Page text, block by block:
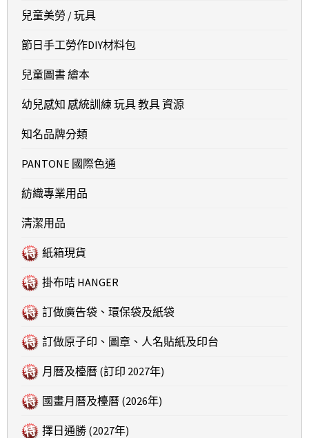
兒童美勞 / 玩具
節日手工勞作DIY材料包
兒童圖書 繪本
幼兒感知 感統訓練 玩具 教具 資源
知名品牌分類
PANTONE 國際色通
紡織專業用品
清潔用品
紙箱現貨
掛布咭 HANGER
訂做廣告袋、環保袋及紙袋
訂做原子印、圖章、人名貼紙及印台
月曆及檯曆 (訂印 2027年)
國畫月曆及檯曆 (2026年)
擇日通勝 (2027年)